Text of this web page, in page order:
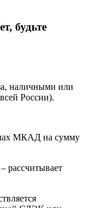
будьте
наличными или
России).
МКАД на сумму
рассчитывает